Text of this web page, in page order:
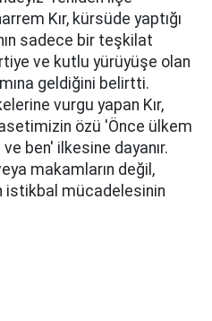
Kır, kürsüde yaptığı
sadece bir teşkilat
ve kutlu yürüyüşe olan
geldiğini belirtti.
vurgu yapan Kır,
özü 'Önce ülkem
ben' ilkesine dayanır.
makamların değil,
istikbal mücadelesinin